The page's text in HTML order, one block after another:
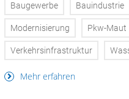
Baugewerbe Bauindustrie
Modernisierung Pkw-Maut
Verkehrsinfrastruktur
Mehr erfahren